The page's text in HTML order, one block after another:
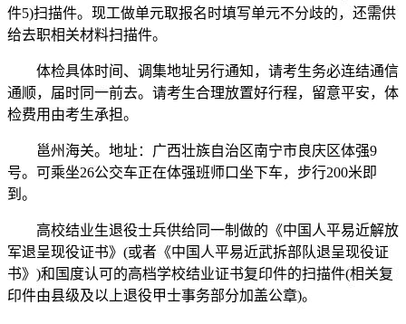
件5)扫描件。现工做单元取报名时填写单元不分歧的，还需供
给去职相关材料扫描件。
体检具体时间、调集地址另行通知，请考生务必连结通信
通顺，届时同一前去。请考生合理放置好行程，留意平安，体
检费用由考生承担。
邕州海关。地址：广西壮族自治区南宁市良庆区体强9
号。可乘坐26公交车正在体强班师口坐下车，步行200米即
到。
高校结业生退役士兵供给同一制做的《中国人平易近解放
军退呈现役证书》(或者《中国人平易近武拆部队退呈现役证
书》)和国度认可的高档学校结业证书复印件的扫描件(相关复
印件由县级及以上退役甲士事务部分加盖公章)。